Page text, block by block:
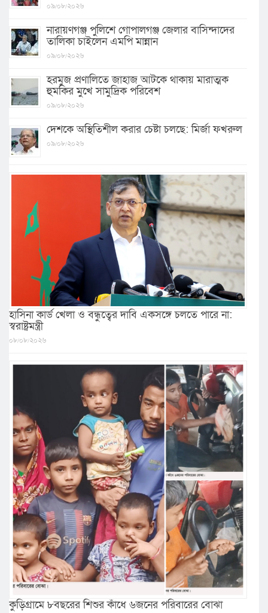
০৯/০৮/২০২৬
নারায়ণগঞ্জ পুলিশে গোপালগঞ্জ জেলার বাসিন্দাদের
তালিকা চাইলেন এমপি মান্নান
০৯/০৮/২০২৬
হরমুজ প্রণালিতে জাহাজ আটকে থাকায় মারাত্মক
হুমকির মুখে সামুদ্রিক পরিবেশ
০৯/০৮/২০২৬
দেশকে অস্থিতিশীল করার চেষ্টা চলছে: মির্জা ফখরুল
০৯/০৮/২০২৬
হাসিনা কার্ড খেলা ও বন্ধুত্বের দাবি একসঙ্গে চলতে পারে না:
স্বরাষ্ট্রমন্ত্রী
০৮/০৮/২০২৬
কুড়িগ্রামে ৮বছরের শিশুর কাঁধে ৬জনের পরিবারের বোঝা